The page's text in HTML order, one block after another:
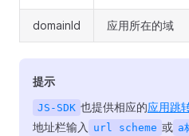
domainId 应用所在的域
提示
JS-SDK 也提供相应的应用跳
地址栏输入
url scheme 或 a